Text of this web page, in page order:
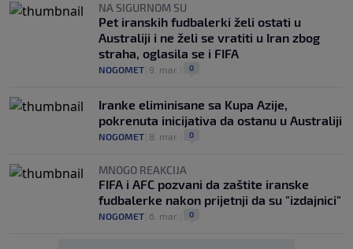
NA SIGURNOM SU
Pet iranskih fudbalerki želi ostati u
Australiji i ne želi se vratiti u Iran zbog
straha, oglasila se i FIFA
NOGOMET 9. mar. 0
Iranke eliminisane sa Kupa Azije,
pokrenuta inicijativa da ostanu u Australiji
NOGOMET 8. mar. 0
MNOGO REAKCIJA
FIFA i AFC pozvani da zaštite iranske
fudbalerke nakon prijetnji da su "izdajnici"
NOGOMET 6. mar. 0